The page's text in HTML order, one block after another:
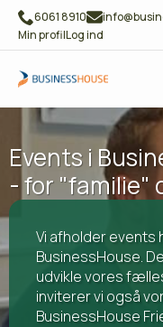
6061 8910
Min profilLog ind
Events i
- for "familie"
Vi afholder events
BusinessHouse.
udvikle vores
inviterer vi også
BusinessHouse